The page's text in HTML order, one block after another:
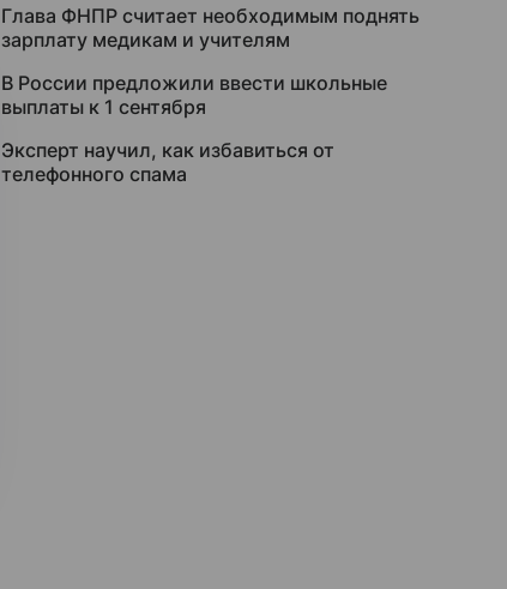
Глава ФНПР считает необходимым поднять
зарплату медикам и учителям
В России предложили ввести школьные
выплаты к 1 сентября
Эксперт научил, как избавиться от
телефонного спама